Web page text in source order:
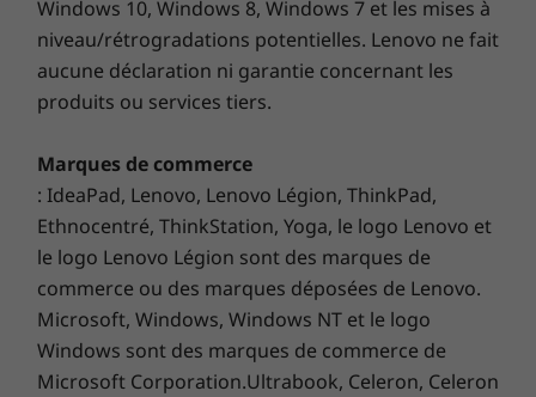
Refined craftsmanship
One of our most exquisitely crafted devices,
the Yoga Smart Tab is scrupulously assembled
from iron grey aluminum, with an elegant soft-
touch color finish on the back.
Windows 10, Windows 8, Windows 7 et les mises à
niveau/rétrogradations potentielles. Lenovo ne fait
aucune déclaration ni garantie concernant les
produits ou services tiers.
Marques de commerce
: IdeaPad, Lenovo, Lenovo Légion, ThinkPad,
Ethnocentré, ThinkStation, Yoga, le logo Lenovo et
le logo Lenovo Légion sont des marques de
commerce ou des marques déposées de Lenovo.
Microsoft, Windows, Windows NT et le logo
Windows sont des marques de commerce de
Microsoft Corporation.Ultrabook, Celeron, Celeron